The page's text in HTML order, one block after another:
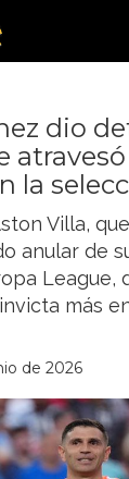
dio
la
Villa,
anular de
League,
más
de 2026